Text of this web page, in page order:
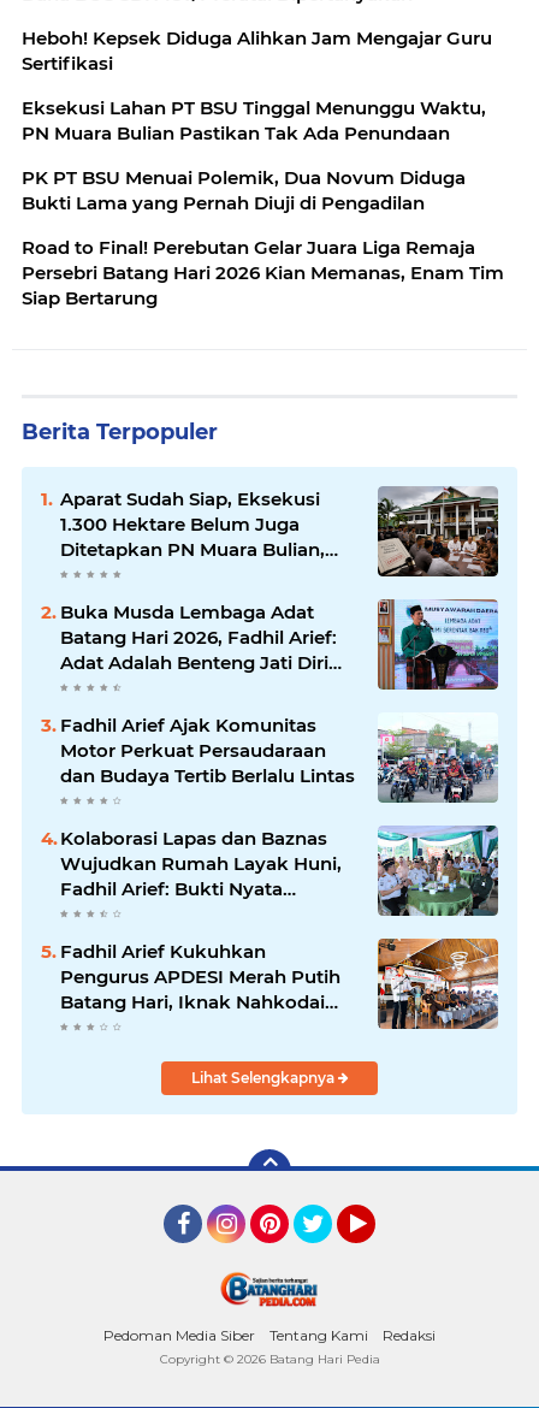
Heboh! Kepsek Diduga Alihkan Jam Mengajar Guru
Sertifikasi
Eksekusi Lahan PT BSU Tinggal Menunggu Waktu,
PN Muara Bulian Pastikan Tak Ada Penundaan
PK PT BSU Menuai Polemik, Dua Novum Diduga
Bukti Lama yang Pernah Diuji di Pengadilan
Road to Final! Perebutan Gelar Juara Liga Remaja
Persebri Batang Hari 2026 Kian Memanas, Enam Tim
Siap Bertarung
Berita Terpopuler
Aparat Sudah Siap, Eksekusi
1.300 Hektare Belum Juga
Ditetapkan PN Muara Bulian,
Ada Apa?
Buka Musda Lembaga Adat
Batang Hari 2026, Fadhil Arief:
Adat Adalah Benteng Jati Diri
Generasi Muda
Fadhil Arief Ajak Komunitas
Motor Perkuat Persaudaraan
dan Budaya Tertib Berlalu Lintas
Kolaborasi Lapas dan Baznas
Wujudkan Rumah Layak Huni,
Fadhil Arief: Bukti Nyata
Kepedulian Untuk Rakyat
Fadhil Arief Kukuhkan
Pengurus APDESI Merah Putih
Batang Hari, Iknak Nahkodai
Periode 2026–2031
Lihat Selengkapnya
Pedoman Media Siber Tentang Kami Redaksi
Copyright © 2026 Batang Hari Pedia